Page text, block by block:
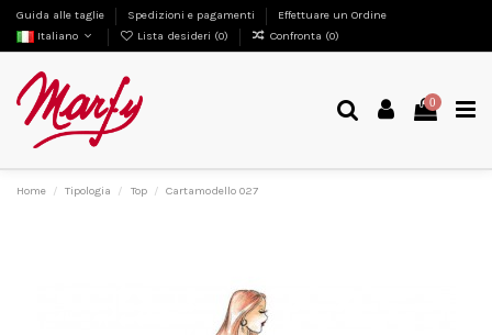
Guida alle taglie Spedizioni e pagamenti
Effettuare un Ordine
Italiano
Lista desideri (0) Confronta (0)
0
Home Tipologia Top Cartamodello 027